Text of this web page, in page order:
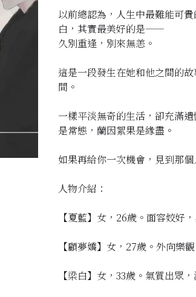
以前總認為，人生中最難能可
白，其實最美好的是——
久別重逢，別來無恙。
這是一段發生在她和他之間的
間。
一樣平淡無奇的生活，卻充滿
是常態，蘭因絮果是緣盡。
如果再給你一次機會，見到那
人物介紹：
【夏藍】女，26歲。面容姣好
【顧夢嬌】女，27歲。外向樂
【梁白】女，33歲。氣質出眾